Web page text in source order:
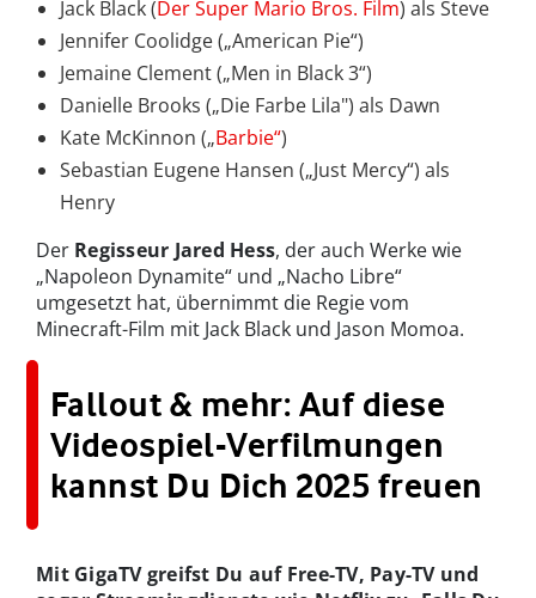
Jack Black (Der Super Mario Bros. Film) als Steve
Jennifer Coolidge („American Pie“)
Jemaine Clement („Men in Black 3“)
Danielle Brooks („Die Farbe Lila") als Dawn
Kate McKinnon („Barbie“)
Sebastian Eugene Hansen („Just Mercy“) als
Henry
Der Regisseur Jared Hess, der auch Werke wie
„Napoleon Dynamite“ und „Nacho Libre“
umgesetzt hat, übernimmt die Regie vom
Minecraft-Film mit Jack Black und Jason Momoa.
Fallout & mehr: Auf diese
Videospiel-Verfilmungen
kannst Du Dich 2025 freuen
Mit GigaTV greifst Du auf Free-TV, Pay-TV und